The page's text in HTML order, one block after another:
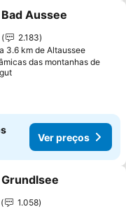
aos favoritos
Aussee
2.183
3.6 km de Altaussee
das montanhas de
Ver preços
aos favoritos
1.058